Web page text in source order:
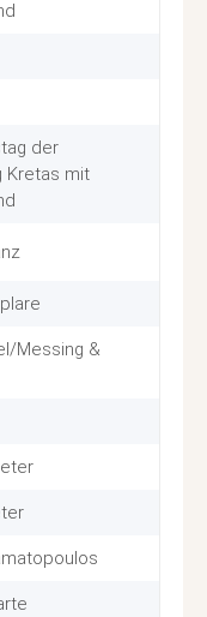
der
Kretas mit
Messing &